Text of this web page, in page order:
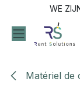
Se rendre au
WE
Matériel de